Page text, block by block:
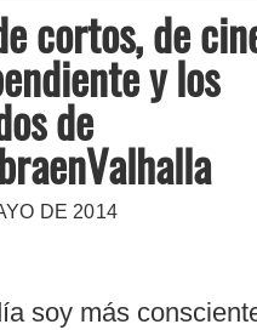
cortos, de
y los
de
DE 2014
soy más